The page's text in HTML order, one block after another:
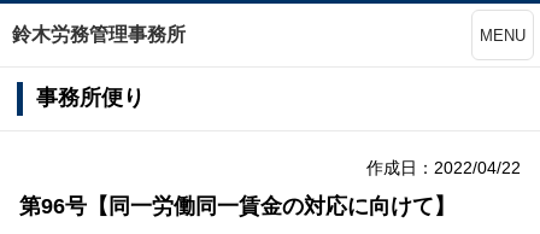
鈴木労務管理事務所 MENU
事務所便り
作成日：2022/04/22
第96号【同一労働同一賃金の対応に向けて】